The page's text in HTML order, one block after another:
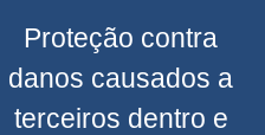
Proteção contra
danos causados a
terceiros dentro e